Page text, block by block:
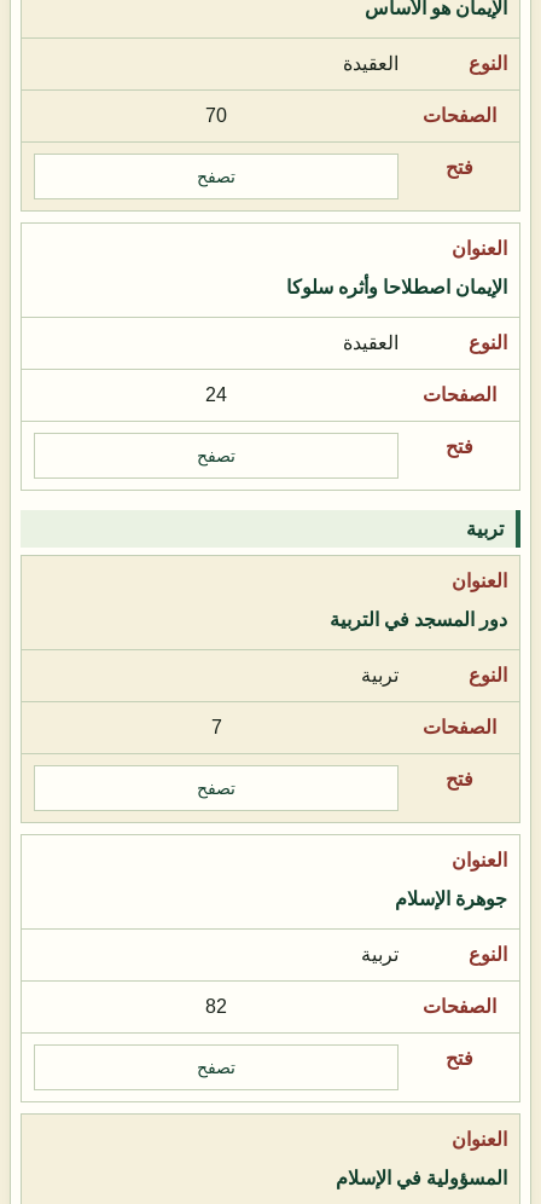
الإيمان هو الأساس
العقيدة
70
تصفح
الإيمان اصطلاحا وأثره سلوكا
العقيدة
24
تصفح
تربية
دور المسجد في التربية
تربية
7
تصفح
جوهرة الإسلام
تربية
82
تصفح
المسؤولية في الإسلام